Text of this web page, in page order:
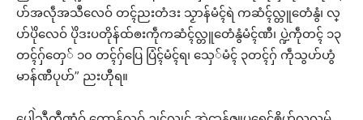
ပာ်အလဵုအသဳလေဝ် တၚ်ညးတံဒး သၟာန်မံၚ်ရဲ ကဆံၚ်လ္တူတေံနွံ၊ လ္
ပာ်ပိုဲလေဝ် ပိုဲဒးပတိုန်ထ်ၜးကဵုကဆံၚ်လ္တူတေံနွံမံၚ်ဏီ၊ ပ္ဍဲကဵုတၚ် ၁၃
တၚ်ဂှ်တှေ် ၁၀ တၚ်ဂှ်ပြေ ပြံၚ်မံၚ်ရ၊ သှေ်မံၚ် ၃တၚ်ဂှ် ကဵုသွဟ်ဟွံ
မာန်ဏီပုဟ်” ညးဟီုရ။